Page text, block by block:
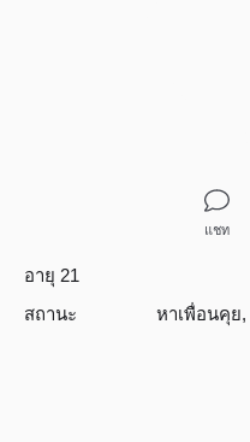
แชท
อายุ 21
สถานะ
หาเพื่อนคุย,